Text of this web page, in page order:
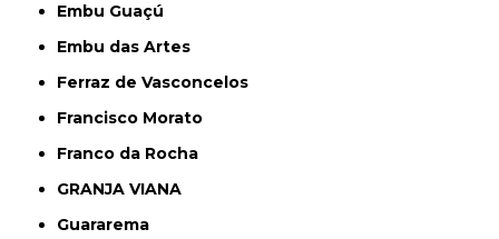
Embu Guaçú
Embu das Artes
Ferraz de Vasconcelos
Francisco Morato
Franco da Rocha
GRANJA VIANA
Guararema